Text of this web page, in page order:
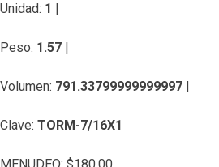
Unidad: 1
Peso: 1.57
Volumen: 791.33799999999997
Clave: TORM-7/16X1